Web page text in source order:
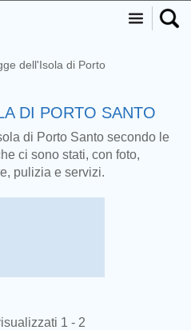
dell'Isola di Porto
DI PORTO SANTO
di Porto Santo secondo le
ci sono stati, con foto,
pulizia e servizi.
1 - 2